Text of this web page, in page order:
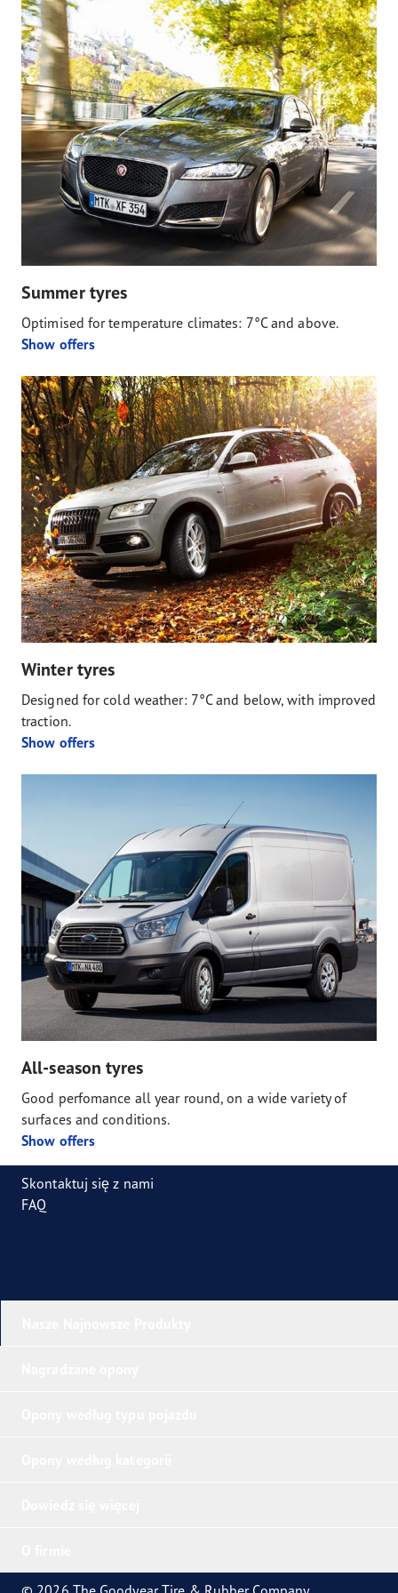
Summer tyres
Optimised for temperature climates: 7°C and above.
Show offers
Winter tyres
Designed for cold weather: 7°C and below, with improved
traction.
Show offers
All-season tyres
Good perfomance all year round, on a wide variety of
surfaces and conditions.
Show offers
Skontaktuj się z nami
FAQ